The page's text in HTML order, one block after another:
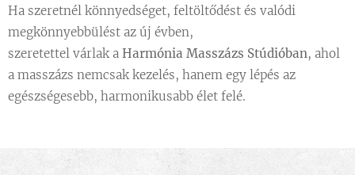
Ha szeretnél könnyedséget, feltöltődést és valódi
megkönnyebbülést az új évben,
szeretettel várlak a Harmónia Masszázs Stúdióban, ahol
a masszázs nemcsak kezelés, hanem egy lépés az
egészségesebb, harmonikusabb élet felé.